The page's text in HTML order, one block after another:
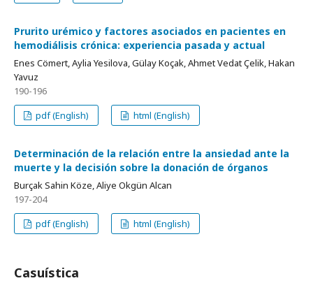
Prurito urémico y factores asociados en pacientes en
hemodiálisis crónica: experiencia pasada y actual
Enes Cömert, Aylia Yesilova, Gülay Koçak, Ahmet Vedat Çelik, Hakan
Yavuz
190-196
pdf (English)
html (English)
Determinación de la relación entre la ansiedad ante la
muerte y la decisión sobre la donación de órganos
Burçak Sahin Köze, Aliye Okgün Alcan
197-204
pdf (English)
html (English)
Casuística